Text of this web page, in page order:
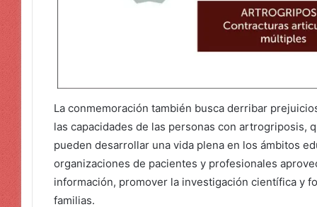
La conmemoración también busca derribar
las capacidades de las personas con artrogriposis,
pueden desarrollar una vida plena en los ámbitos
organizaciones de pacientes y profesionales
información, promover la investigación científica y
familias.